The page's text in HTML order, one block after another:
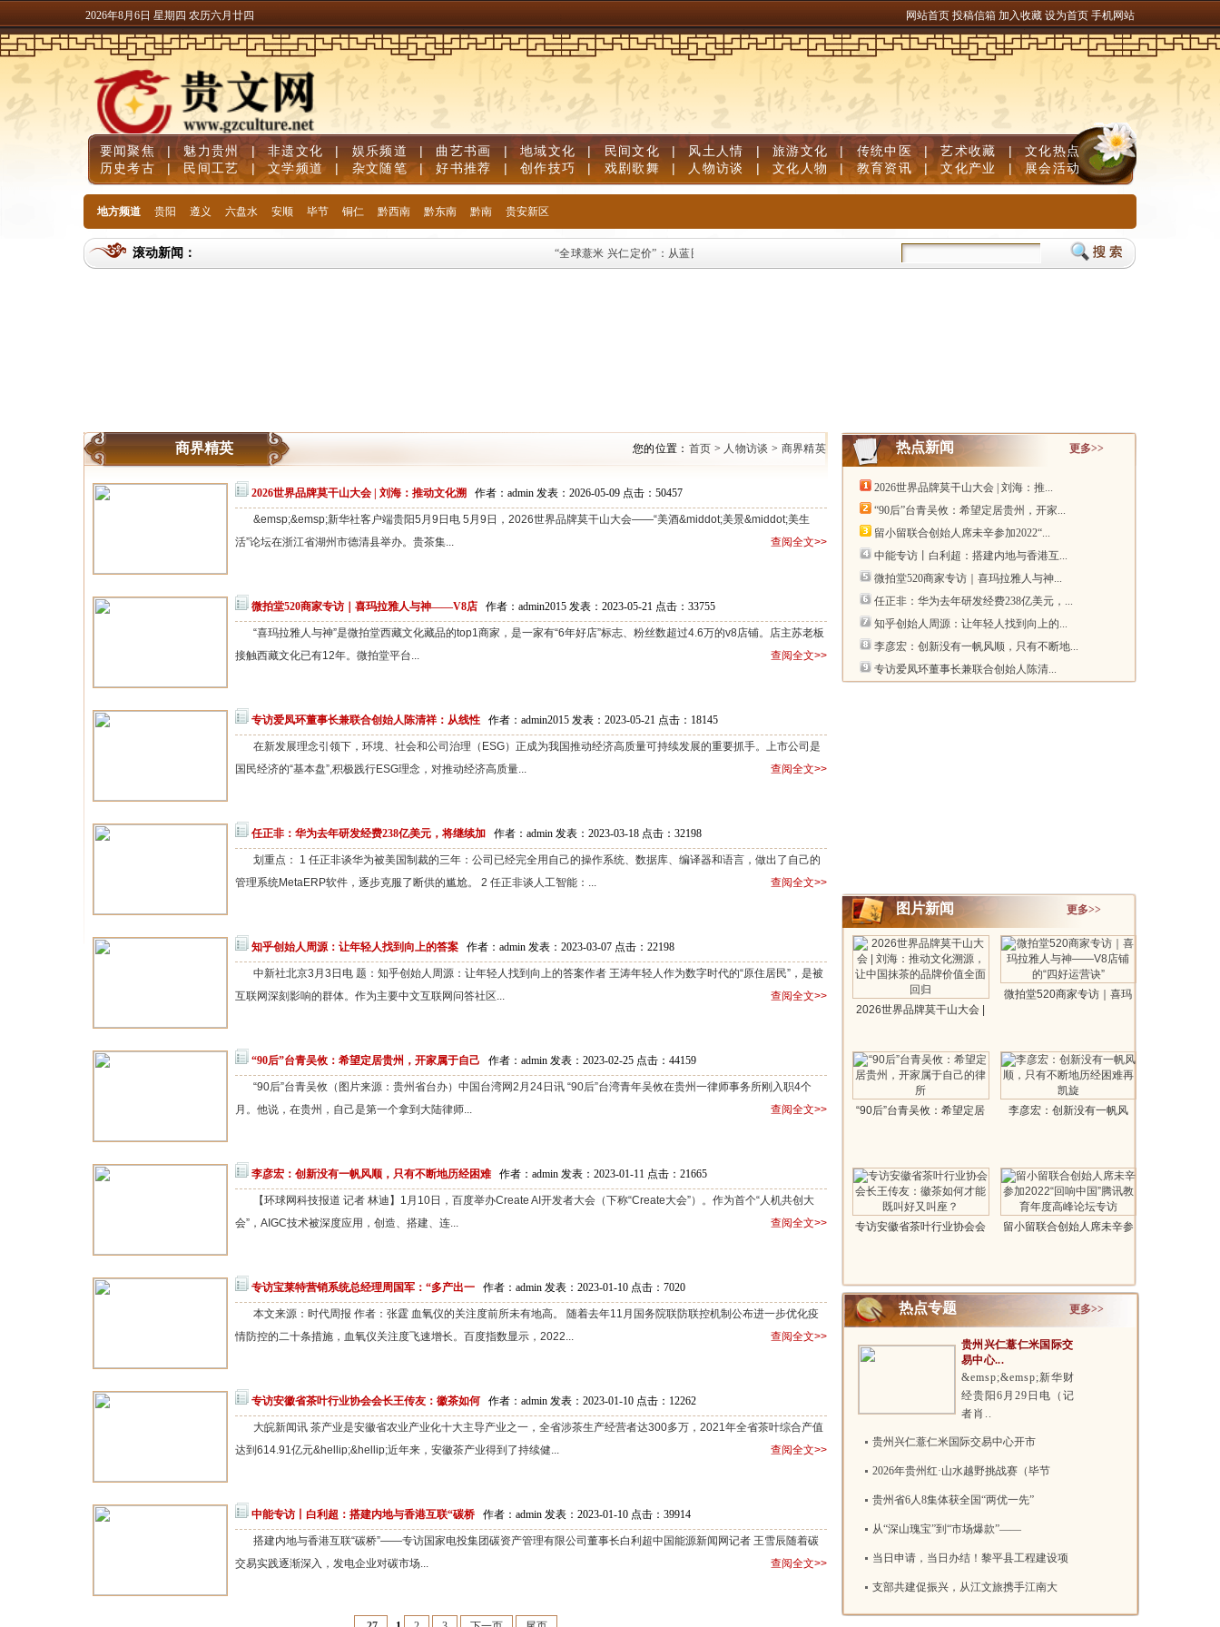
2026年8月6日 星期四 农历六月廿四 网站首页 投稿信箱 加入收藏 设为首页 手机网站
要闻聚焦 | 魅力贵州 | 非遗文化 | 娱乐频道 | 曲艺书画 | 地域文化 | 民间文化 | 风土人情 | 旅游文化 | 传统中医 | 艺术收藏 | 文化热点
历史考古
| 民间工艺 | 文学频道 | 杂文随笔 | 好书推荐 | 创作技巧 | 戏剧歌舞 | 人物访谈 | 文化人物 | 教育资讯 | 文化产业 | 展会活动
地方频道 贵阳 遵义 六盘水 安顺 毕节 铜仁 黔西南 黔东南 黔南 贵安新区
滚动新闻： “全球薏米 兴仁定价”：从蓝图跃入现实 贵州兴仁薏仁米国际交易中心开市 推动薏仁米
商界精英 您的位置： 首页 > 人物访谈 > 商界精英
2026世界品牌莫干山大会 | 刘海：推动文化溯 作者：admin 发表：2026-05-09 点击： 50457
&emsp;&emsp;新华社客户端贵阳5月9日电 5月9日，2026世界品牌莫干山大会——“美酒&middot;美景&middot;美生
活”论坛在浙江省湖州市德清县举办。贵茶集...
查阅全文>>
微拍堂520商家专访｜喜玛拉雅人与神——V8店 作者：admin2015 发表：2023-05-21 点击： 33755
“喜玛拉雅人与神”是微拍堂西藏文化藏品的top1商家，是一家有“6年好店”标志、粉丝数超过4.6万的v8店铺。店主苏老板
接触西藏文化已有12年。微拍堂平台...
查阅全文>>
专访爱凤环董事长兼联合创始人陈清祥：从线性 作者：admin2015 发表：2023-05-21 点击： 18145
在新发展理念引领下，环境、社会和公司治理（ESG）正成为我国推动经济高质量可持续发展的重要抓手。上市公司是
国民经济的“基本盘”,积极践行ESG理念，对推动经济高质量...
查阅全文>>
任正非：华为去年研发经费238亿美元，将继续加 作者：admin 发表：2023-03-18 点击： 32198
划重点： 1 任正非谈华为被美国制裁的三年：公司已经完全用自己的操作系统、数据库、编译器和语言，做出了自己的
管理系统MetaERP软件，逐步克服了断供的尴尬。 2 任正非谈人工智能：...
查阅全文>>
知乎创始人周源：让年轻人找到向上的答案 作者：admin 发表：2023-03-07 点击： 22198
中新社北京3月3日电 题：知乎创始人周源：让年轻人找到向上的答案作者 王涛年轻人作为数字时代的“原住居民”，是被
互联网深刻影响的群体。作为主要中文互联网问答社区...
查阅全文>>
“90后”台青吴攸：希望定居贵州，开家属于自己 作者：admin 发表：2023-02-25 点击： 44159
“90后”台青吴攸（图片来源：贵州省台办）中国台湾网2月24日讯 “90后”台湾青年吴攸在贵州一律师事务所刚入职4个
月。他说，在贵州，自己是第一个拿到大陆律师...
查阅全文>>
李彦宏：创新没有一帆风顺，只有不断地历经困难 作者：admin 发表：2023-01-11 点击： 21665
【环球网科技报道 记者 林迪】1月10日，百度举办Create AI开发者大会（下称“Create大会”）。作为首个“人机共创大
会”，AIGC技术被深度应用，创造、搭建、连...
查阅全文>>
专访宝莱特营销系统总经理周国军：“多产出一 作者：admin 发表：2023-01-10 点击： 7020
本文来源：时代周报 作者：张霆 血氧仪的关注度前所未有地高。 随着去年11月国务院联防联控机制公布进一步优化疫
情防控的二十条措施，血氧仪关注度飞速增长。百度指数显示，2022...
查阅全文>>
专访安徽省茶叶行业协会会长王传友：徽茶如何 作者：admin 发表：2023-01-10 点击： 12262
大皖新闻讯 茶产业是安徽省农业产业化十大主导产业之一，全省涉茶生产经营者达300多万，2021年全省茶叶综合产值
达到614.91亿元&hellip;&hellip;近年来，安徽茶产业得到了持续健...
查阅全文>>
中能专访丨白利超：搭建内地与香港互联“碳桥 作者：admin 发表：2023-01-10 点击： 39914
搭建内地与香港互联“碳桥”——专访国家电投集团碳资产管理有限公司董事长白利超中国能源新闻网记者 王雪辰随着碳
交易实践逐渐深入，发电企业对碳市场...
查阅全文>>
热点新闻 更多>>
2026世界品牌莫干山大会 | 刘海：推...
“90后”台青吴攸：希望定居贵州，开家...
留小留联合创始人席未辛参加2022“...
中能专访丨白利超：搭建内地与香港互...
微拍堂520商家专访｜喜玛拉雅人与神...
任正非：华为去年研发经费238亿美元，...
知乎创始人周源：让年轻人找到向上的...
李彦宏：创新没有一帆风顺，只有不断地...
专访爱凤环董事长兼联合创始人陈清...
图片新闻 更多>>
2026世界品牌莫干山大会 |
微拍堂520商家专访｜喜玛
“90后”台青吴攸：希望定居
李彦宏：创新没有一帆风
专访安徽省茶叶行业协会会
留小留联合创始人席未辛参
热点专题 更多>>
贵州兴仁薏仁米国际交
易中心...
&emsp;&emsp;新华财
经贵阳6月29日电（记
者肖..
贵州兴仁薏仁米国际交易中心开市
2026年贵州红·山水越野挑战赛（毕节
贵州省6人8集体获全国“两优一先”
从“深山瑰宝”到“市场爆款”——
当日申请，当日办结！黎平县工程建设项
支部共建促振兴，从江文旅携手江南大